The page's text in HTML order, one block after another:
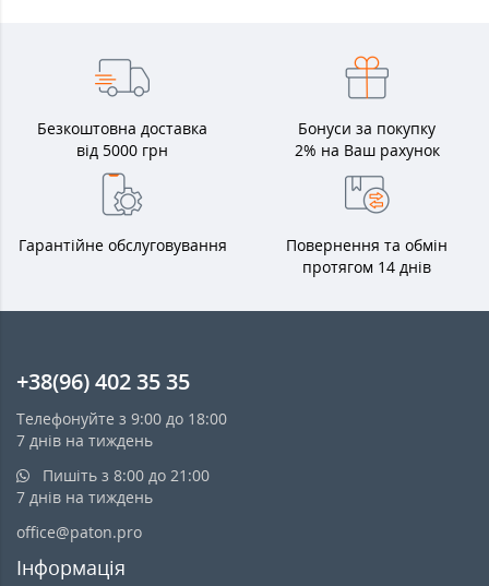
Безкоштовна доставка
від 5000 грн
Бонуси за покупку
2% на Ваш рахунок
Гарантійне обслуговування
Повернення та обмін
протягом 14 днів
+38(96) 402 35 35
Телефонуйте з 9:00 до 18:00
7 днів на тиждень
Пишіть з 8:00 до 21:00
7 днів на тиждень
office@paton.pro
Інформація